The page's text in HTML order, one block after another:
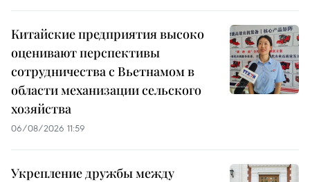
Китайские предприятия высоко
оценивают перспективы
сотрудничества с Вьетнамом в
области механизации сельского
хозяйства
06/08/2026 11:59
Укрепление дружбы между